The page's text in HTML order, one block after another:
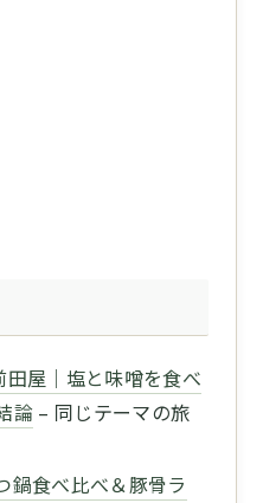
田屋｜塩と味噌を食べ
論 – 同じテーマの旅
鍋食べ比べ＆豚骨ラ